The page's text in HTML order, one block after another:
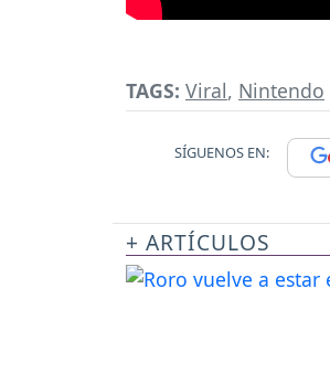
TAGS: Viral, Nintendo
SÍGUENOS EN:
+ ARTÍCULOS